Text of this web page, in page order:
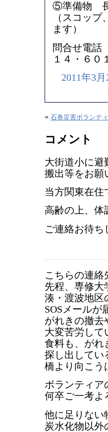
⑤準備物 長
（スコッ
ます）
問合せ電話
１４・６０
2011年3
« 石巻災害ボランテ
コメント
大街道小に避
搬出等をお願
当方関東在住
高齢の上、体
ご連絡お待ち
こちらの連絡
先程、専修大
湊・渡波地区
SOSメールが
がれきの撤去
大変苦労して
食料も、がれ
探し出してい
橋より向こう
ボランティア
何卒ご一考よ
他に足りない
炭水化物以外